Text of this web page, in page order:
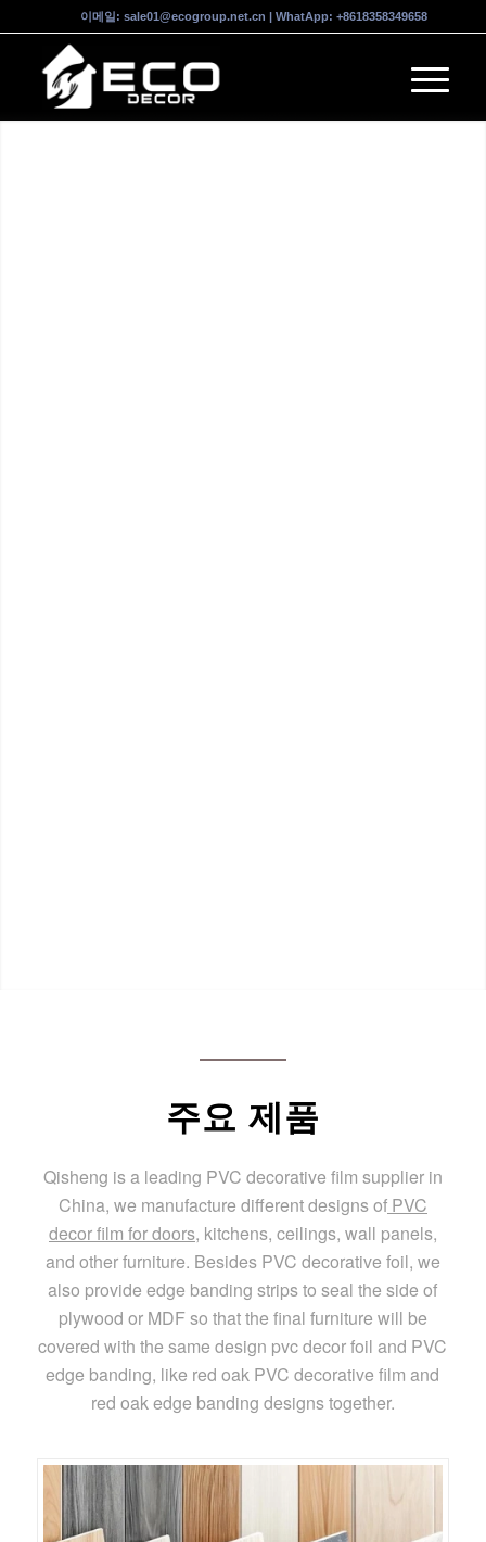
이메일: sale01@ecogroup.net.cn | WhatApp: +8618358349658
주요 제품
Qisheng is a leading PVC decorative film supplier in
China, we manufacture different designs ofPVC
decor film for doors, kitchens, ceilings, wall panels,
and other furniture. Besides PVC decorative foil, we
also provide edge banding strips to seal the side of
plywood or MDF so that the final furniture will be
covered with the same design pvc decor foil and PVC
edge banding, like red oak PVC decorative film and
red oak edge banding designs together.